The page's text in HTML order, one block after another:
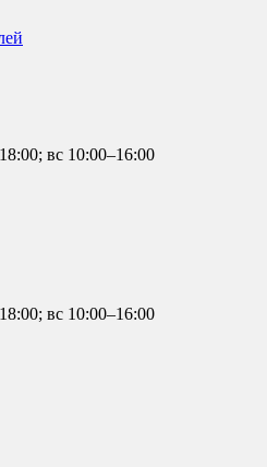
вс 10:00–16:00
вс 10:00–16:00